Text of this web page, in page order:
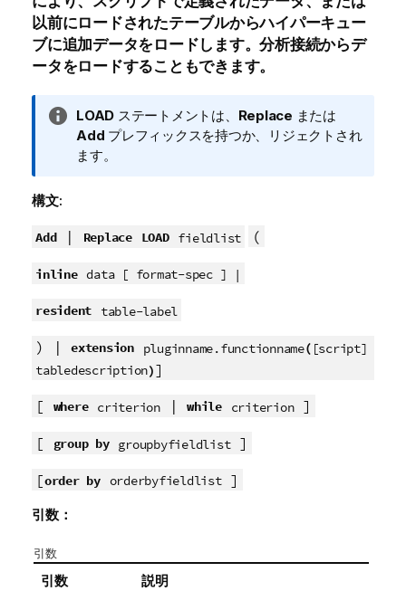
以前にロードされたテーブルからハイパーキュー
ブに追加データをロードします。分析接続からデ
ータをロードすることもできます。
情
報
メ
LOAD ステートメントは、 Replace または
Add プレフィックスを持つか、リジェクトされ
ます。
構文:
Add| Replace LOAD fieldlist (
inline data [ format-spec ] |
resident table-label
) | extension pluginname.functionname( [script]
tabledescription)]
[ where criterion| while criterion]
[ group by groupbyfieldlist]
[order by orderbyfieldlist]
引数：
引数
引数 説明